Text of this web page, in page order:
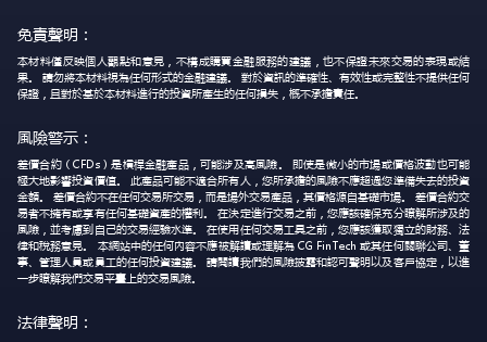
免責聲明：
本材料僅反映個人觀點和意見，不構成購買金融服務的建議，也不保證未來交易的表現或結
果。 請勿將本材料視為任何形式的金融建議。 對於資訊的準確性、有效性或完整性不提供任何
保證，且對於基於本材料進行的投資所產生的任何損失，概不承擔責任。
風險警示：
差價合約（CFDs）是槓桿金融產品，可能涉及高風險。 即使是微小的市場或價格波動也可能
極大地影響投資價值。 此產品可能不適合所有人，您所承擔的風險不應超過您準備失去的投資
金額。 差價合約不在任何交易所交易，而是場外交易產品，其價格源自基礎市場。 差價合約交
易者不擁有或享有任何基礎資產的權利。 在決定進行交易之前，您應該確保充分瞭解所涉及的
風險，並考慮到自己的交易經驗水準。 在使用任何交易工具之前，您應該獲取獨立的財務、法
律和稅務意見。 本網站中的任何內容不應被解讀或理解為 CG FinTech 或其任何關聯公司、董
事、管理人員或員工的任何投資建議。 請閱讀我們的風險披露和認可聲明以及客戶協定，以進
一步瞭解我們交易平臺上的交易風險。
法律聲明：